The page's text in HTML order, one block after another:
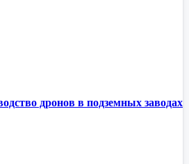
дронов в подземных заводах